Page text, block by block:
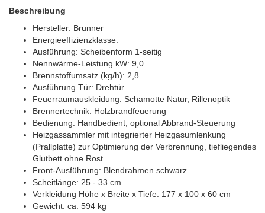
Beschreibung
Hersteller: Brunner
Energieeffizienzklasse:
Ausführung: Scheibenform 1-seitig
Nennwärme-Leistung kW: 9,0
Brennstoffumsatz (kg/h): 2,8
Ausführung Tür: Drehtür
Feuerraumauskleidung: Schamotte Natur, Rillenoptik
Brennertechnik: Holzbrandfeuerung
Bedienung: Handbedient, optional Abbrand-Steuerung
Heizgassammler mit integrierter Heizgasumlenkung
(Prallplatte) zur Optimierung der Verbrennung, tiefliegendes
Glutbett ohne Rost
Front-Ausführung: Blendrahmen schwarz
Scheitlänge: 25 - 33 cm
Verkleidung Höhe x Breite x Tiefe: 177 x 100 x 60 cm
Gewicht: ca. 594 kg